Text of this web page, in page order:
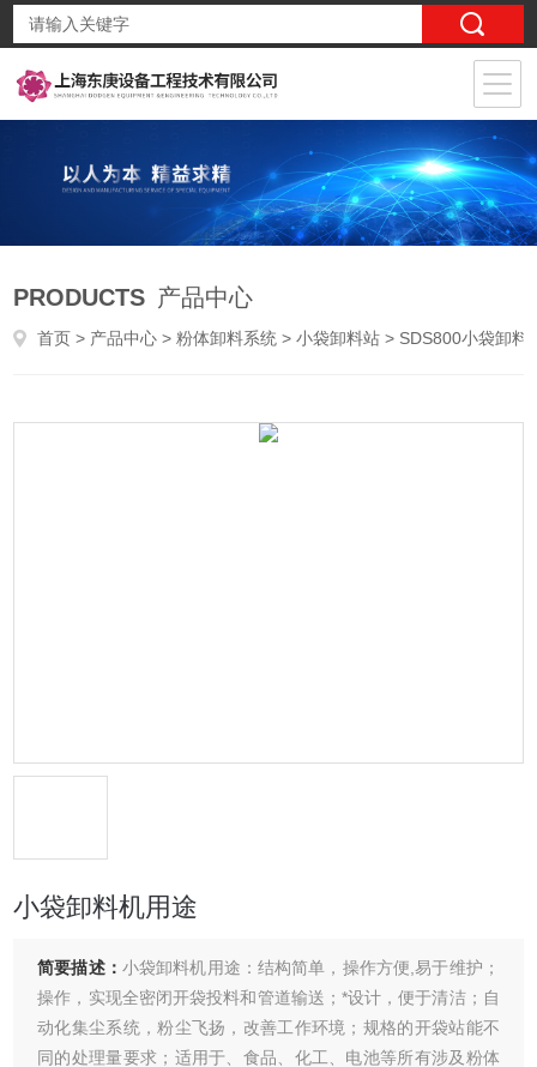
PRODUCTS 产品中心
首页 > 产品中心 >粉体卸料系统 >小袋卸料站 > SDS800小袋卸料机用途
小袋卸料机用途
简要描述： 小袋卸料机用途：结构简单，操作方便,易于维护；
操作，实现全密闭开袋投料和管道输送；*设计，便于清洁；自
动化集尘系统，粉尘飞扬，改善工作环境；规格的开袋站能不
同的处理量要求；适用于、食品、化工、电池等所有涉及粉体